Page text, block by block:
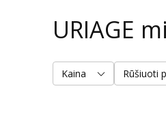
URIAGE
Kaina Rūšiuoti